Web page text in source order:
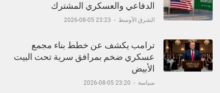
الدفاعي والعسكري المشترك
الشرق الأوسط -
23:23 05-08-2026
ترامب يكشف عن خطط بناء مجمع
عسكري ضخم بمرافق سرية تحت البيت
الأبيض
سياسة -
23:20 05-08-2026